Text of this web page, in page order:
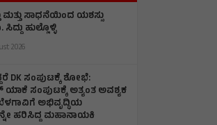
ಮತ್ತು ಸಾಧನೆಯಿಂದ ಯಶಸ್ಸು
ಸಿದ್ದು ಹುಲ್ಲೊಳ್ಳಿ
2026
DK ಸಂಪುಟಕ್ಕೆ ಶೋಭೆ:
ಯಾಕೆ ಸಂಪುಟಕ್ಕೆ ಅತ್ಯಂತ ಅವಶ್ಯಕ
ಬೆಳಗಾವಿಗೆ ಅಭಿವೃದ್ಧಿಯ
ಹರಿಸಿದ್ದ ಮಹಾನಾಯಕಿ